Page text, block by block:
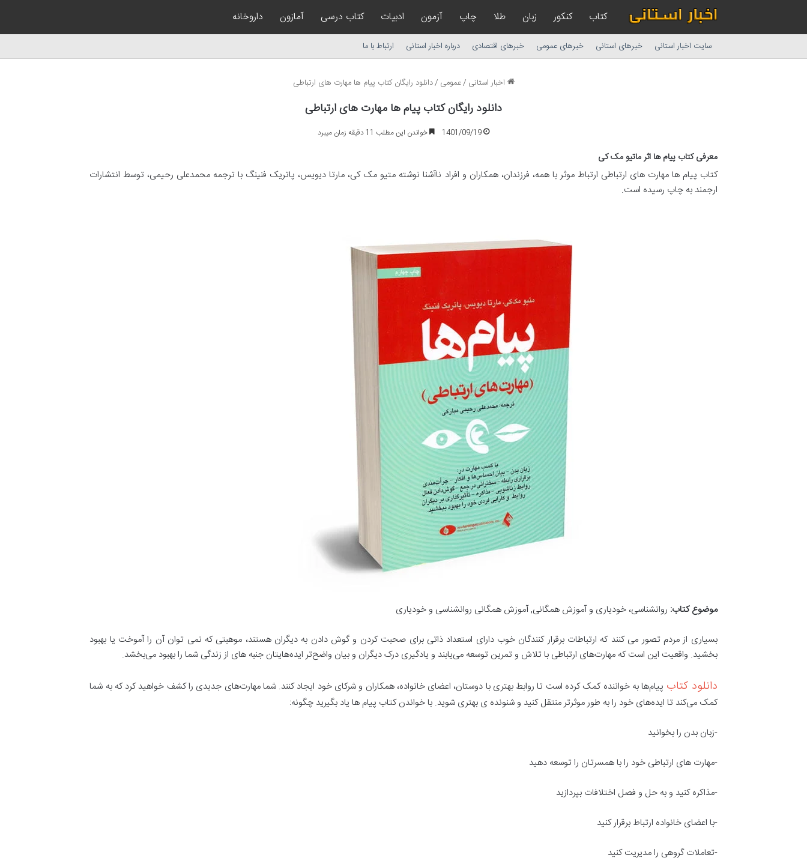
کتاب کنکور زبان طلا چاپ آزمون ادبیات کتاب درسی آمازون داروخانه
سایت اخبار استانی خبرهای استانی خبرهای عمومی خبرهای اقتصادی درباره اخبار استانی ارتباط با ما
اخبار استانی /عمومی /دانلود رایگان کتاب پیام ها مهارت های ارتباطی
دانلود رایگان کتاب پیام ها مهارت های ارتباطی
1401/09/19 خواندن این مطلب 11 دقیقه زمان میبرد
معرفی کتاب پیام ها اثر ماتیو مک کی
کتاب پیام ها مهارت های ارتباطی ارتباط موثر با همه، فرزندان، همکاران و افراد ناآشنا نوشته متیو مک کی، مارتا دیویس، پاتریک فنینگ با ترجمه محمدعلی رحیمی، توسط انتشارات
ارجمند به چاپ رسیده است.
موضوع کتاب: روانشناسی، خودیاری و آموزش همگانی, آموزش همگانی روانشناسی و خودیاری
بسیاری از مردم تصور می کنند که ارتباطات برقرار کنندگان خوب دارای استعداد ذاتی برای صحبت کردن و گوش دادن به دیگران هستند، موهبتی که نمی توان آن را آموخت یا بهبود
بخشید. واقعیت این است که مهارت‌های ارتباطی با تلاش و تمرین توسعه می‌یابند و یادگیری درک دیگران و بیان واضح‌تر ایده‌هایتان جنبه‌ های از زندگی شما را بهبود می‌بخشد.
دانلود کتاب پیام‌ها به خواننده کمک کرده است تا روابط بهتری با دوستان، اعضای خانواده، همکاران و شرکای خود ایجاد کنند. شما مهارت‌های جدیدی را کشف خواهید کرد که به شما
کمک می‌کند تا ایده‌های خود را به طور موثرتر منتقل کنید و شنونده ی بهتری شوید. با خواندن کتاب پیام ها یاد بگیرید چگونه:
-زبان بدن را بخوانید
-مهارت های ارتباطی خود را با همسرتان را توسعه دهید
-مذاکره کنید و به حل و فصل اختلافات بپردازید
-با اعضای خانواده ارتباط برقرار کنید
-تعاملات گروهی را مدیریت کنید